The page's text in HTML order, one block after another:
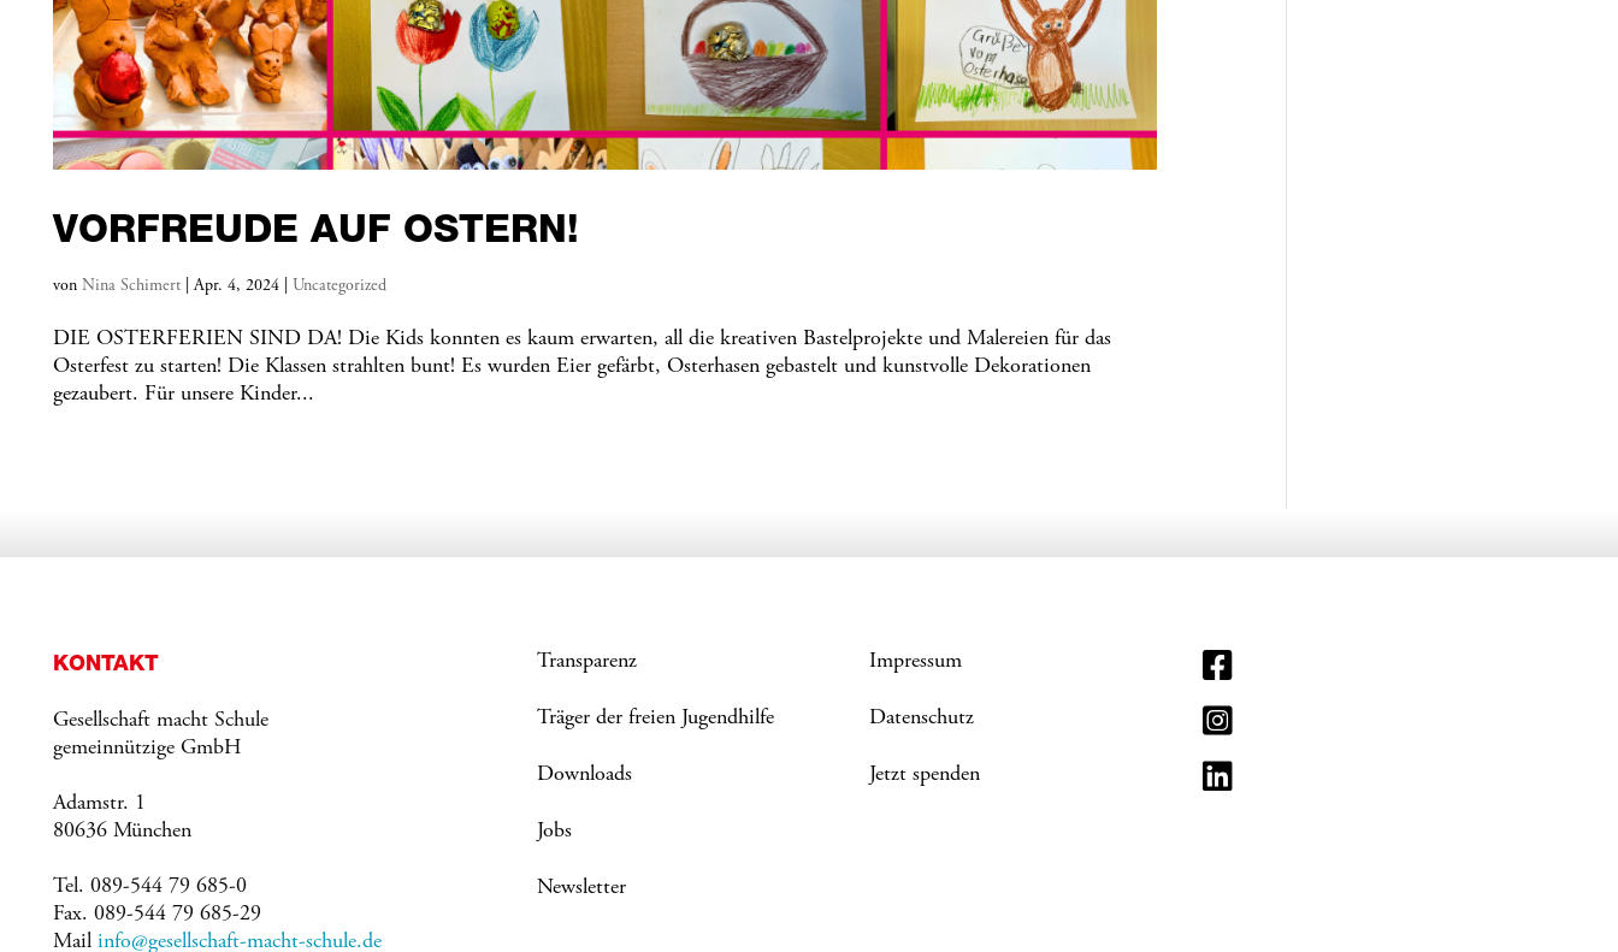
VORFREUDE AUF OSTERN!
von Nina Schimert |Apr. 4, 2024 Uncategorized
DIE OSTERFERIEN SIND DA! Die Kids konnten es kaum erwarten, all die kreativen Bastelprojekte und Malereien für das
Osterfest zu starten! Die Klassen strahlten bunt! Es wurden Eier gefärbt, Osterhasen gebastelt und kunstvolle Dekorationen
gezaubert. Für unsere Kinder...
KONTAKT
Gesellschaft macht Schule
gemeinnützige GmbH
Adamstr. 1
80636 München
Tel. 089-544 79 685-0
Fax. 089-544 79 685-29
Mail info@gesellschaft-macht-schule.de
Transparenz
Träger der freien Jugendhilfe
Downloads
Jobs
Newsletter
Impressum
Datenschutz
Jetzt spenden